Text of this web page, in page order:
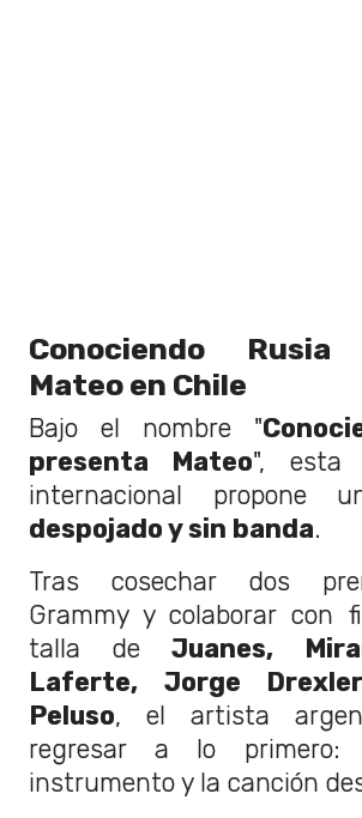
Conociendo Rusia
Mateo en Chile
Bajo el nombre "
presenta Mateo", esta
internacional propone
despojado y sin banda.
Tras cosechar dos
Grammy y colaborar con
talla de Juanes,
Laferte, Jorge
Peluso, el artista
regresar a lo
instrumento y la canción